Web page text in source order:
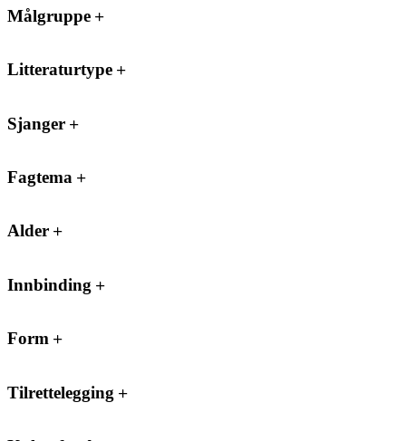
Målgruppe
Litteraturtype
Sjanger
Fagtema
Alder
Innbinding
Form
Tilrettelegging